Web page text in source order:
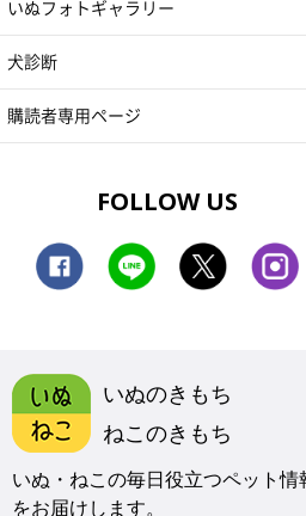
いぬフォトギャラリー
犬診断
購読者専用ページ
FOLLOW US
いぬのきもち
ねこのきもち
いぬ・ねこの毎日役立つペット情
をお届けします。